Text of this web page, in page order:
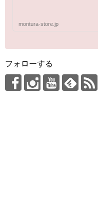
montura-store.jp
フォローする